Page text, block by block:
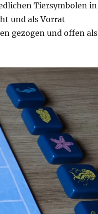
Tiersymbolen in
und als Vorrat
gezogen und offen als